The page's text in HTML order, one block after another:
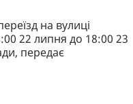
на вулиці
22 липня до 18:00 23
передає